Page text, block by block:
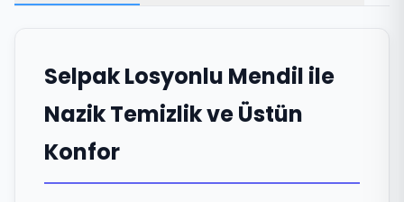
Selpak Losyonlu Mendil ile
Nazik Temizlik ve Üstün
Konfor